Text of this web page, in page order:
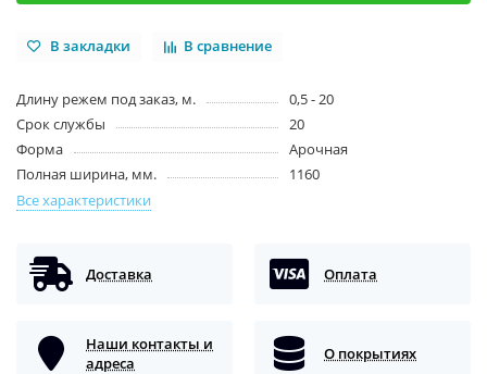
В закладки В сравнение
Длину режем под заказ, м.
0,5 - 20
Срок службы
20
Форма
Арочная
Полная ширина, мм.
1160
Все характеристики
Доставка Оплата
Наши контакты и
адреса
О покрытиях